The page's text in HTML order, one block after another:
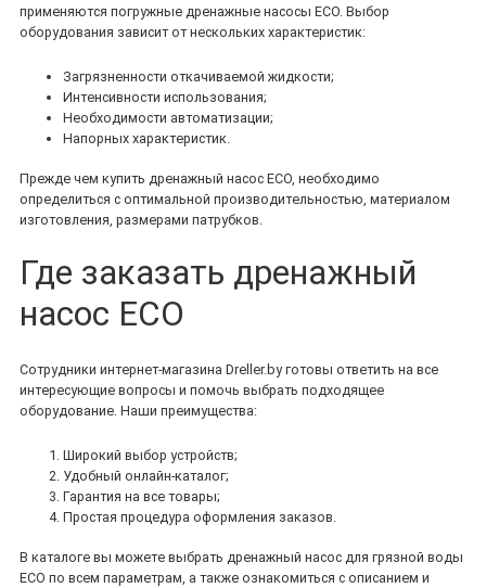
применяются погружные дренажные насосы ECO. Выбор
оборудования зависит от нескольких характеристик:
Загрязненности откачиваемой жидкости;
Интенсивности использования;
Необходимости автоматизации;
Напорных характеристик.
Прежде чем купить дренажный насос ECO, необходимо
определиться с оптимальной производительностью, материалом
изготовления, размерами патрубков.
Где заказать дренажный
насос ECO
Сотрудники интернет-магазина Dreller.by готовы ответить на все
интересующие вопросы и помочь выбрать подходящее
оборудование. Наши преимущества:
Широкий выбор устройств;
Удобный онлайн-каталог;
Гарантия на все товары;
Простая процедура оформления заказов.
В каталоге вы можете выбрать дренажный насос для грязной воды
ECO по всем параметрам, а также ознакомиться с описанием и